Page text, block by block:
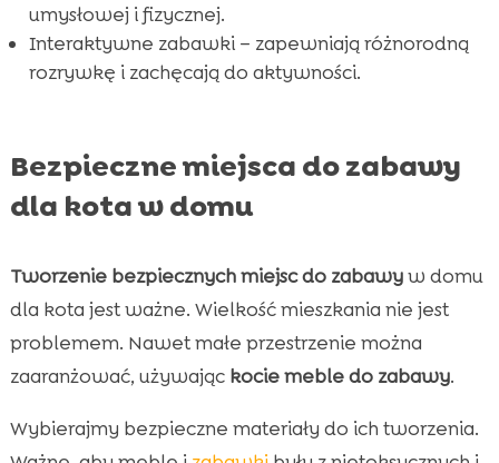
umysłowej i fizycznej.
Interaktywne zabawki – zapewniają różnorodną
rozrywkę i zachęcają do aktywności.
Bezpieczne miejsca do zabawy
dla kota w domu
Tworzenie bezpiecznych miejsc do zabawyw domu
dla kota jest ważne. Wielkość mieszkania nie jest
problemem. Nawet małe przestrzenie można
zaaranżować, używając kocie meble do zabawy.
Wybierajmy bezpieczne materiały do ich tworzenia.